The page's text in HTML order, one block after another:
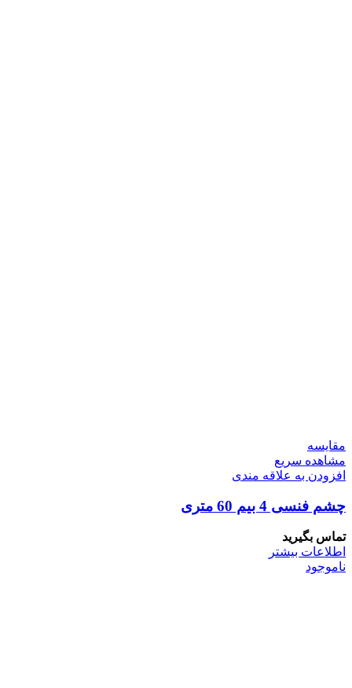
مقایسه
مشاهده سریع
افزودن به علاقه مندی
چشم فنسی 4 بیم 60 متری
تماس بگیرید
اطلاعات بیشتر
ناموجود